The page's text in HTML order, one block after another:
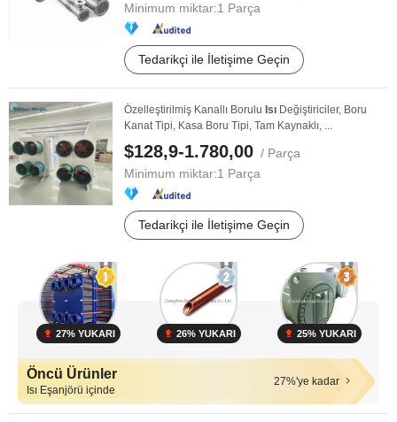
Minimum miktar:1 Parça
Tedarikçi ile İletişime Geçin
Özelleştirilmiş Kanallı Borulu Isı Değiştiriciler, Boru
Kanat Tipi, Kasa Boru Tipi, Tam Kaynaklı, ...
$128,9-1.780,00 / Parça
Minimum miktar:1 Parça
Tedarikçi ile İletişime Geçin
27% YUKARI 26% YUKARI 25% YUKARI
Öncü Ürünler
Isı Eşanjörü içinde
27%'ye kadar